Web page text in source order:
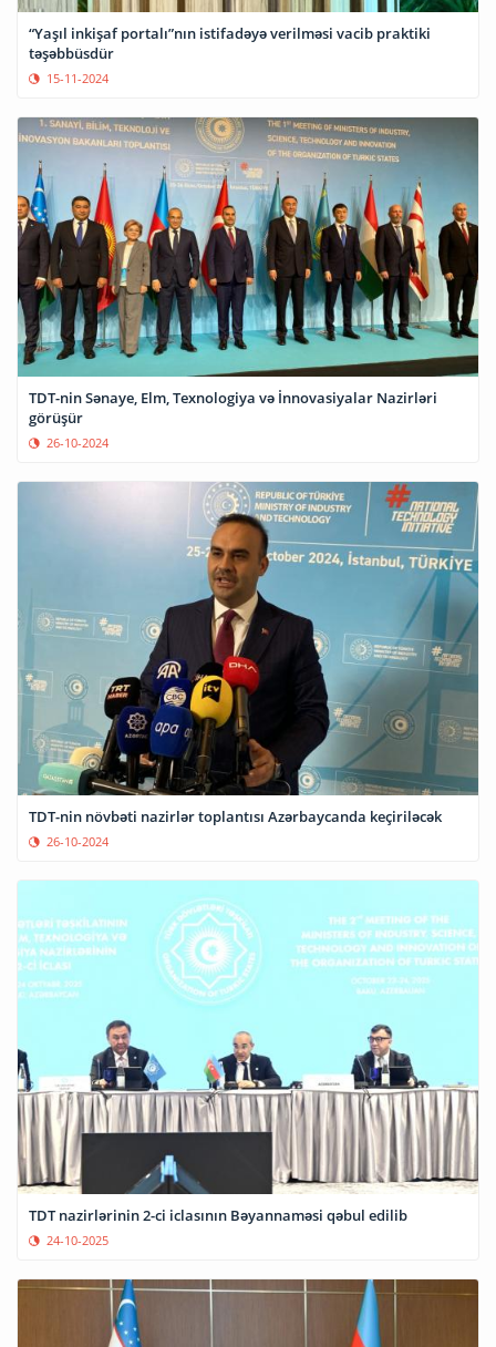
“Yaşıl inkişaf portalı”nın istifadəyə verilməsi vacib praktiki
təşəbbüsdür
15-11-2024
TDT-nin Sənaye, Elm, Texnologiya və İnnovasiyalar Nazirləri
görüşür
26-10-2024
TDT-nin növbəti nazirlər toplantısı Azərbaycanda keçiriləcək
26-10-2024
TDT nazirlərinin 2-ci iclasının Bəyannaməsi qəbul edilib
24-10-2025